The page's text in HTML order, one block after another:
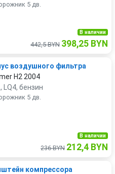
5 дв.
В наличии
442,5 BYN 398,25 BYN
воздушногo фильтра
H2 2004
LQ4, бензин
5 дв.
В наличии
236 BYN 212,4 BYN
компрессора